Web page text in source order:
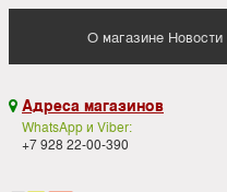
О магазине Новости
 Адреса магазинов
WhatsApp и Viber:
+7 928 22-00-390